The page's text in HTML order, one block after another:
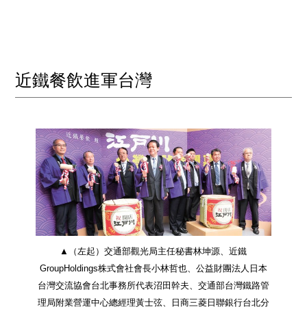
近鐵餐飲進軍台灣
▲（左起）交通部觀光局主任秘書林坤源、近鐵
GroupHoldings株式會社會長小林哲也、公益財團法人日本
台灣交流協會台北事務所代表沼田幹夫、交通部台灣鐵路管
理局附業營運中心總經理黃士弦、日商三菱日聯銀行台北分